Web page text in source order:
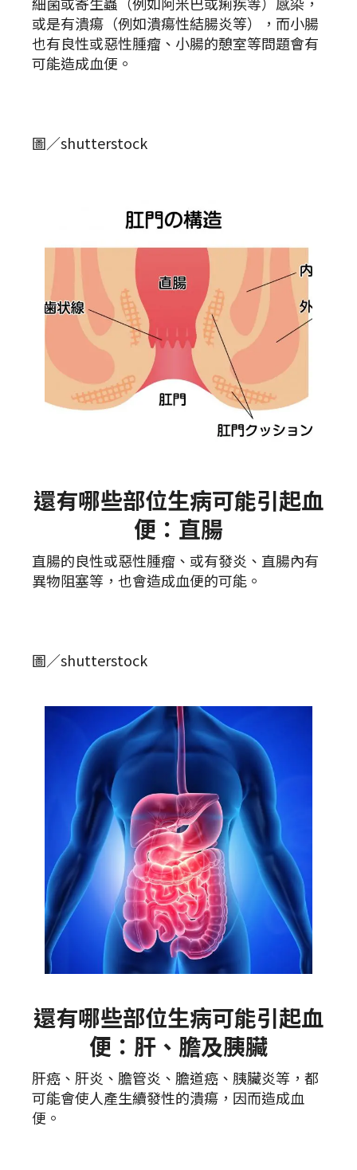
或是有潰瘍（例如潰瘍性結腸炎等），而小腸
也有良性或惡性腫瘤、小腸的憩室等問題會有
可能造成血便。
圖／shutterstock
還有哪些部位生病可能引起血
便：直腸
直腸的良性或惡性腫瘤、或有發炎、直腸內有
異物阻塞等，也會造成血便的可能。
圖／shutterstock
還有哪些部位生病可能引起血
便：肝、膽及胰臟
肝癌、肝炎、膽管炎、膽道癌、胰臟炎等，都
可能會使人產生續發性的潰瘍，因而造成血
便。